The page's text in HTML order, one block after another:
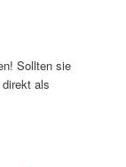
Sollten sie
als